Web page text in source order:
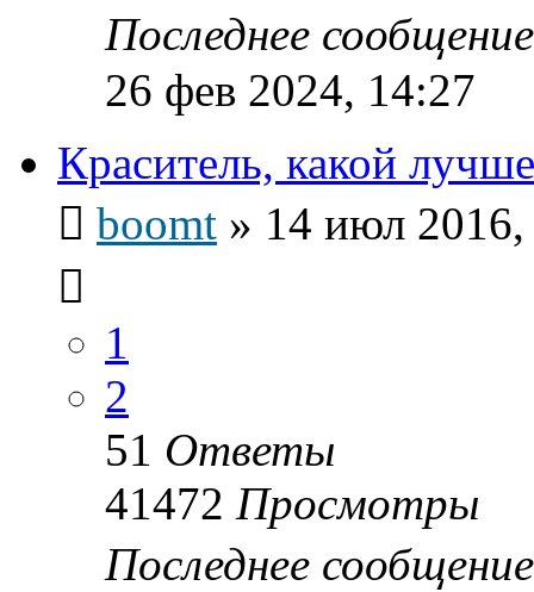
Последнее
26 фев 2024, 14:27
Краситель, какой
boomt » 14 июл
1
2
51 Ответы
41472 Просмотры
Последнее